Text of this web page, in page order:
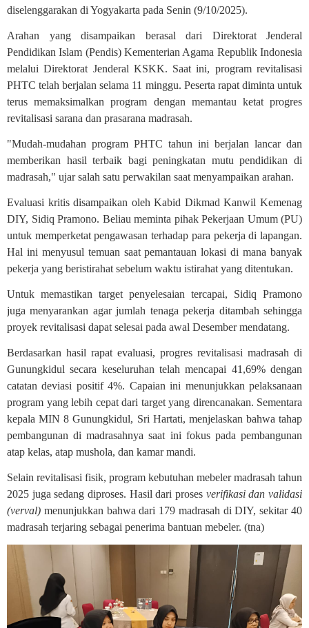
diselenggarakan di Yogyakarta pada Senin (9/10/2025).
Arahan yang disampaikan berasal dari Direktorat Jenderal
Pendidikan Islam (Pendis) Kementerian Agama Republik Indonesia
melalui Direktorat Jenderal KSKK. Saat ini, program revitalisasi
PHTC telah berjalan selama 11 minggu. Peserta rapat diminta untuk
terus memaksimalkan program dengan memantau ketat progres
revitalisasi sarana dan prasarana madrasah.
"Mudah-mudahan program PHTC tahun ini berjalan lancar dan
memberikan hasil terbaik bagi peningkatan mutu pendidikan di
madrasah," ujar salah satu perwakilan saat menyampaikan arahan.
Evaluasi kritis disampaikan oleh Kabid Dikmad Kanwil Kemenag
DIY, Sidiq Pramono. Beliau meminta pihak Pekerjaan Umum (PU)
untuk memperketat pengawasan terhadap para pekerja di lapangan.
Hal ini menyusul temuan saat pemantauan lokasi di mana banyak
pekerja yang beristirahat sebelum waktu istirahat yang ditentukan.
Untuk memastikan target penyelesaian tercapai, Sidiq Pramono
juga menyarankan agar jumlah tenaga pekerja ditambah sehingga
proyek revitalisasi dapat selesai pada awal Desember mendatang.
Berdasarkan hasil rapat evaluasi, progres revitalisasi madrasah di
Gunungkidul secara keseluruhan telah mencapai 41,69% dengan
catatan deviasi positif 4%. Capaian ini menunjukkan pelaksanaan
program yang lebih cepat dari target yang direncanakan. Sementara
kepala MIN 8 Gunungkidul, Sri Hartati, menjelaskan bahwa tahap
pembangunan di madrasahnya saat ini fokus pada pembangunan
atap kelas, atap mushola, dan kamar mandi.
Selain revitalisasi fisik, program kebutuhan mebeler madrasah tahun
2025 juga sedang diproses. Hasil dari proses verifikasi dan validasi
(verval) menunjukkan bahwa dari 179 madrasah di DIY, sekitar 40
madrasah terjaring sebagai penerima bantuan mebeler. (tna)